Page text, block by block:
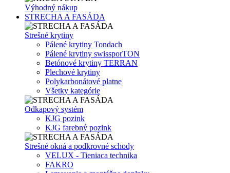
Výhodný nákup
STRECHA A FASÁDA
Strešné krytiny
Pálené krytiny Tondach
Pálené krytiny swissporTON
Betónové krytiny TERRAN
Plechové krytiny
Polykarbonátové platne
Všetky kategórie
Odkapový systém
KJG pozink
KJG farebný pozink
Strešné okná a podkrovné schody
VELUX - Tieniaca technika
FAKRO